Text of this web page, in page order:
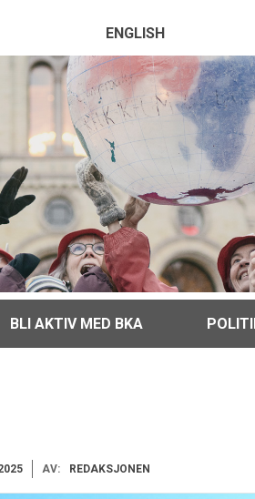
ENGLISH
BLI AKTIV MED BKA
AV: REDAKSJONEN